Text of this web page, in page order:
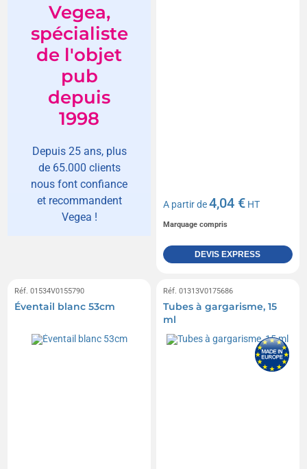
Vegea,
spécialiste
de l'objet
pub
depuis
1998
Depuis 25 ans, plus
de 65.000 clients
nous font confiance
et recommandent
Vegea !
A partir de4,04 € HT
Marquage compris
DEVIS EXPRESS
Réf. 01534V0155790
Éventail blanc 53cm
Réf. 01313V0175686
Tubes à gargarisme, 15
ml